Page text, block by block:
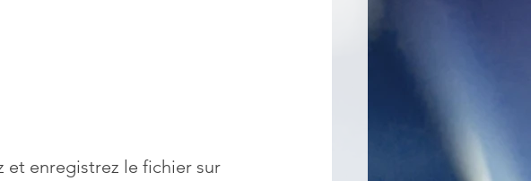
et enregistrez le fichier sur